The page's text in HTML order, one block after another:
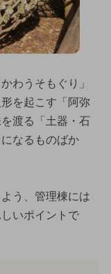
わうそもぐり」
を起こす「阿弥
渡る「土器・石
なるものばか
う、管理棟には
いポイントで